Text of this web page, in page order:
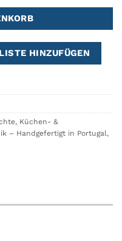
HINZUFÜGEN
, Küchen- &
– Handgefertigt in Portugal,